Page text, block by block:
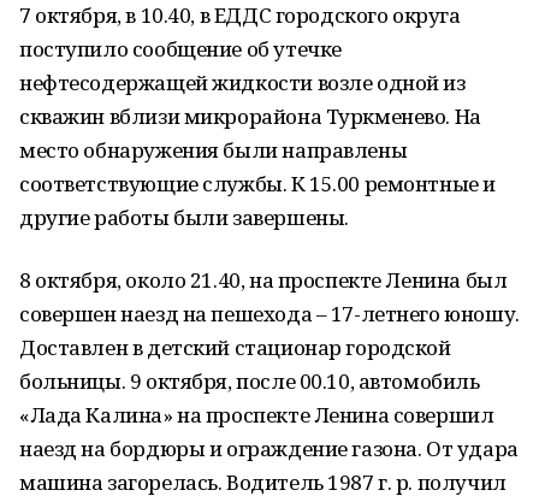
7 октября, в 10.40, в ЕДДС городского округа
поступило сообщение об утечке
нефтесодержащей жидкости возле одной из
скважин вблизи микрорайона Туркменево. На
место обнаружения были направлены
соответствующие службы. К 15.00 ремонтные и
другие работы были завершены.
8 октября, около 21.40, на проспекте Ленина был
совершен наезд на пешехода – 17-летнего юношу.
Доставлен в детский стационар городской
больницы. 9 октября, после 00.10, автомобиль
«Лада Калина» на проспекте Ленина совершил
наезд на бордюры и ограждение газона. От удара
машина загорелась. Водитель 1987 г. р. получил